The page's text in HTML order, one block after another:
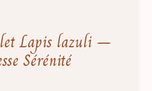
Lapis lazuli –
Sérénité